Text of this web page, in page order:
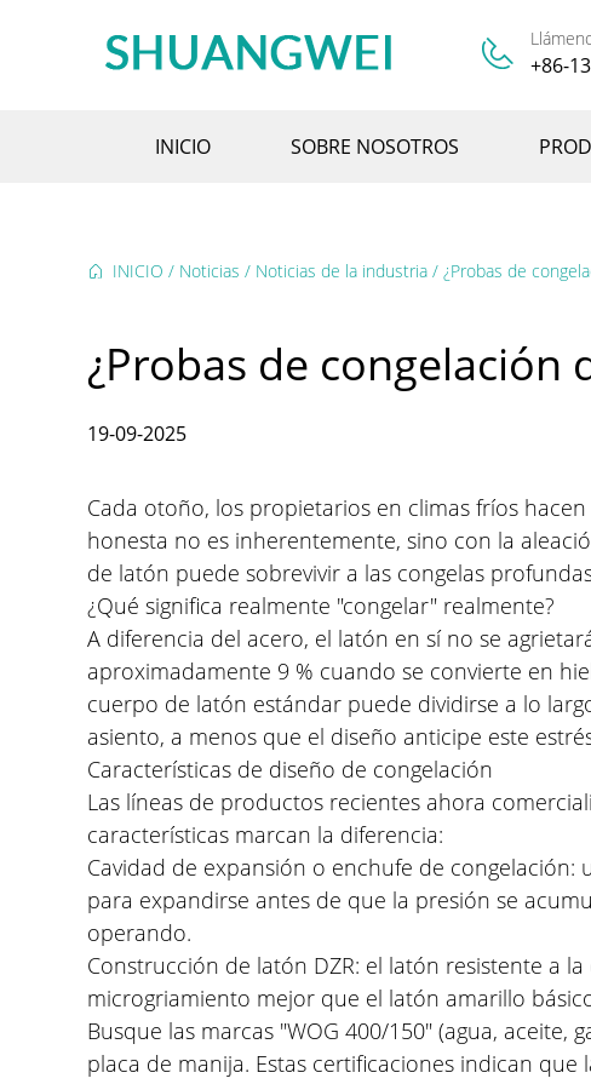
+86-
INICIO SOBRE NOSOTROS
INICIO / Noticias / Noticias de la industria / ¿Probas de
¿Probas de congelación
19-09-2025
Cada otoño, los propietarios en climas fríos hacen
honesta no es inherentemente, sino con la
de latón puede sobrevivir a las congelas
¿Qué significa realmente "congelar" realmente?
A diferencia del acero, el latón en sí no se
aproximadamente 9 % cuando se convierte en
cuerpo de latón estándar puede dividirse a lo
asiento, a menos que el diseño anticipe este
Características de diseño de congelación
Las líneas de productos recientes ahora
características marcan la diferencia:
Cavidad de expansión o enchufe de
para expandirse antes de que la presión se
operando.
Construcción de latón DZR: el latón resistente a
microgriamiento mejor que el latón amarillo
Busque las marcas "WOG 400/150" (agua, aceite,
placa de manija. Estas certificaciones indican